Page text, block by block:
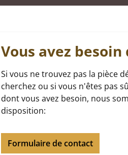
Vous avez besoin
Si vous ne trouvez pas la pièce
cherchez ou si vous n'êtes pas
dont vous avez besoin, nous
disposition:
Formulaire de contact